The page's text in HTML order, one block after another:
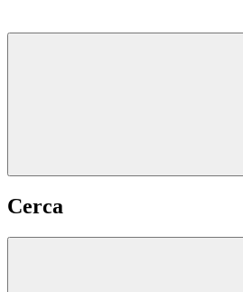
Cerca